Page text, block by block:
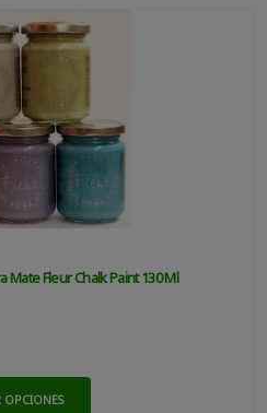
Mate Fleur Chalk Paint 130 Ml
OPCIONES